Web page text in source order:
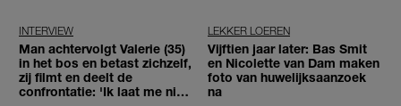
INTERVIEW
Man achtervolgt Valerie (35)
in het bos en betast zichzelf,
zij filmt en deelt de
confrontatie: 'Ik laat me niet
LEKKER LOEREN
Vijftien jaar later: Bas Smit
en Nicolette van Dam maken
foto van huwelijksaanzoek
na